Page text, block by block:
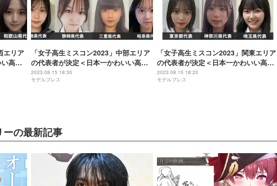
エリア
高校
「女子高生ミスコン2023」中部エリア
の代表者が決定＜日本一かわいい高校
生／SNS審査結果＞
2023.08.15 18:30
モデルプレス
「女子高生ミスコン2023」関東エリア
の代表者が決定＜日本一かわいい高校
生／SNS審査結果＞
2023.08.15 18:20
モデルプレス
ーの最新記事